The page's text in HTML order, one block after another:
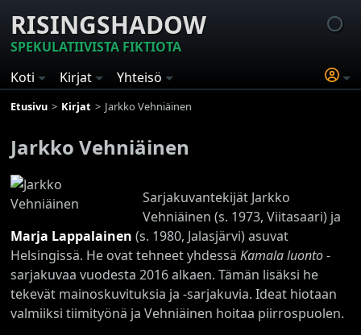
RISINGSHADOW
SPEKULATIIVISTA FIKTIOTA
Koti
Kirjat Yhteisö
Etusivu Kirjat Jarkko Vehniäinen
Jarkko Vehniäinen
Sarjakuvantekijät Jarkko
Vehniäinen (s. 1973, Viitasaari) ja
Marja Lappalainen (s. 1980, Jalasjärvi) asuvat
Helsingissä. He ovat tehneet yhdessäKamala luonto-
sarjakuvaa vuodesta 2016 alkaen. Tämän lisäksi he
tekevät mainoskuvituksia ja -sarjakuvia. Ideat hiotaan
valmiiksi tiimityönä ja Vehniäinen hoitaa piirrospuolen.